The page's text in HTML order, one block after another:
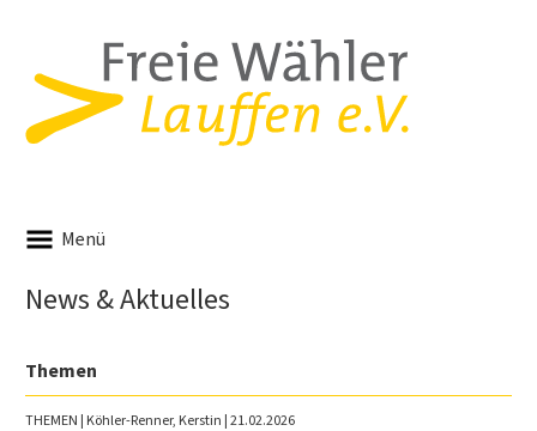
Menü
News & Aktuelles
Themen
THEMEN | Köhler-Renner, Kerstin | 21.02.2026